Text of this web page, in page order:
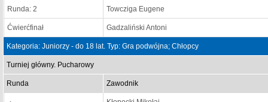
Runda: 2 Towcziga Eugene
Ćwierćfinał Gadzaliński Antoni
Kategoria: Juniorzy - do 18 lat. Typ: Gra podwójna; Chłopcy
Turniej główny. Pucharowy
Runda Zawodnik